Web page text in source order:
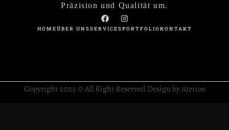
Präzision und Qualität um.
HOMEÜBER UNSSERVICESPORTFOLIOKONTAKT
Copyright 2022 © All Right Reserved Design by Aterios